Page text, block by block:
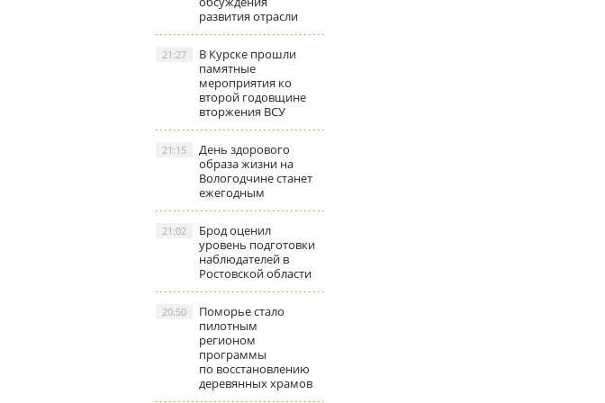
развития отрасли
В Курске прошли
памятные
мероприятия ко
второй годовщине
вторжения ВСУ
21:27
День здорового
образа жизни на
Вологодчине станет
ежегодным
21:15
Брод оценил
уровень подготовки
наблюдателей в
Ростовской области
21:02
Поморье стало
пилотным
регионом
программы
по восстановлению
деревянных храмов
20:50